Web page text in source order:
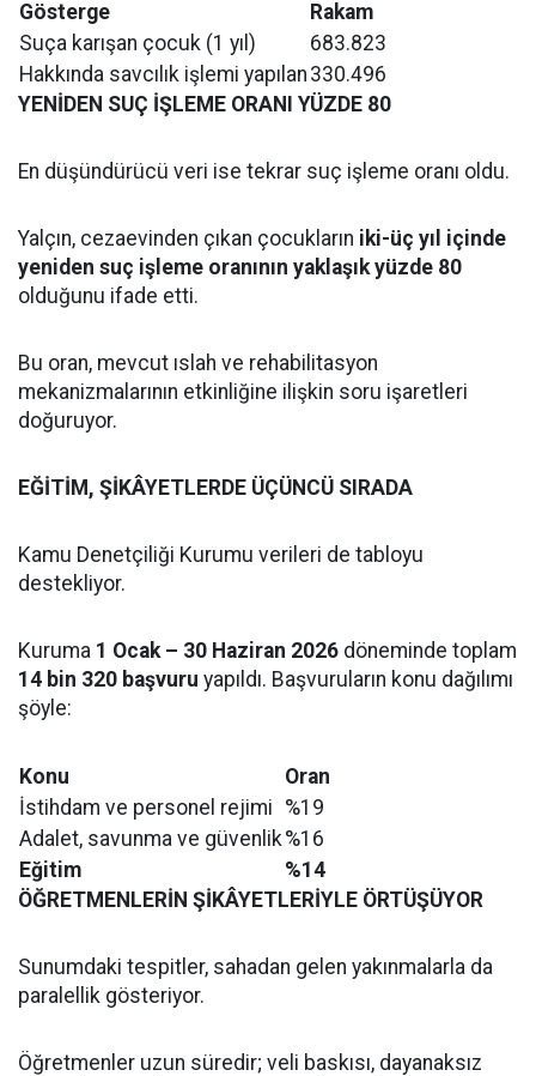
Gösterge
Rakam
Suça karışan çocuk (1 yıl)
683.823
Hakkında savcılık işlemi yapılan 330.496
YENİDEN SUÇ İŞLEME ORANI YÜZDE 80
En düşündürücü veri ise tekrar suç işleme oranı oldu.
Yalçın, cezaevinden çıkan çocukların iki-üç yıl içinde
yeniden suç işleme oranının yaklaşık yüzde 80
olduğunu ifade etti.
Bu oran, mevcut ıslah ve rehabilitasyon
mekanizmalarının etkinliğine ilişkin soru işaretleri
doğuruyor.
EĞİTİM, ŞİKÂYETLERDE ÜÇÜNCÜ SIRADA
Kamu Denetçiliği Kurumu verileri de tabloyu
destekliyor.
Kuruma 1 Ocak – 30 Haziran 2026 döneminde toplam
14 bin 320 başvuru yapıldı. Başvuruların konu dağılımı
şöyle:
Konu
Oran
İstihdam ve personel rejimi %19
Adalet, savunma ve güvenlik%16
Eğitim
%14
ÖĞRETMENLERİN ŞİKÂYETLERİYLE ÖRTÜŞÜYOR
Sunumdaki tespitler, sahadan gelen yakınmalarla da
paralellik gösteriyor.
Öğretmenler uzun süredir; veli baskısı, dayanaksız